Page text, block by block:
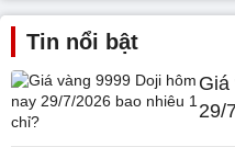
Tin nổi bật
Giá
29/